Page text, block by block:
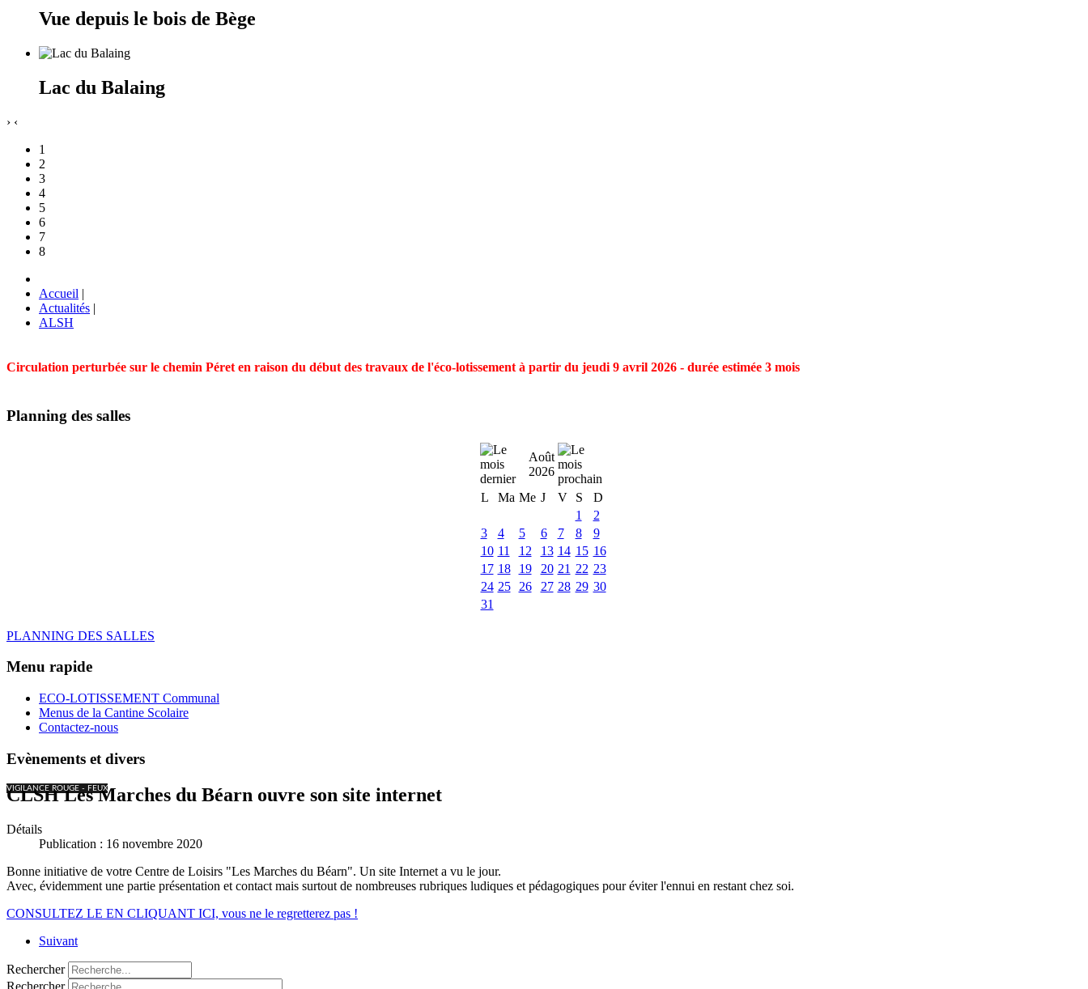
Vue depuis le bois de Bège
Lac du Balaing
› ‹
1
2
3
4
5
6
7
8
Accueil |
Actualités |
ALSH
Circulation perturbée sur le chemin Péret en raison du début des travaux de l'éco-lotissement à partir du jeudi 9 avril 2026 - durée estimée 3 mois
Planning des salles
Août
2026
L
Ma Me J V S
D
1
2
3
4 5 6 7 8
9
10 11 12 13 14 15 16
17 18 19 20 21 22 23
24 25 26 27 28 29 30
31
PLANNING DES SALLES
Menu rapide
ECO-LOTISSEMENT Communal
Menus de la Cantine Scolaire
Contactez-nous
Evènements et divers
VIGILANCE ROUGE - FEUX
CLSH Les Marches du Béarn ouvre son site internet
Détails
Publication : 16 novembre 2020
Bonne initiative de votre Centre de Loisirs "Les Marches du Béarn". Un site Internet a vu le jour.
Avec, évidemment une partie présentation et contact mais surtout de nombreuses rubriques ludiques et pédagogiques pour éviter l'ennui en restant chez soi.
CONSULTEZ LE EN CLIQUANT ICI, vous ne le regretterez pas !
Suivant
Rechercher
Rechercher